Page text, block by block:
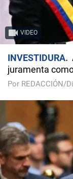
VIDEO
INVESTIDURA
juramenta
Por REDACCIÓN/